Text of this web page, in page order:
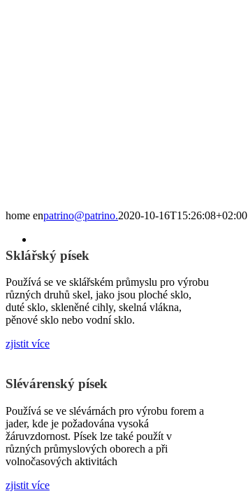
home enpatrino@patrino.2020-10-16T15:26:08+02:00
Sklářský písek
Používá se ve sklářském průmyslu pro výrobu
různých druhů skel, jako jsou ploché sklo,
duté sklo, skleněné cihly, skelná vlákna,
pěnové sklo nebo vodní sklo.
zjistit více
Slévárenský písek
Používá se ve slévárnách pro výrobu forem a
jader, kde je požadována vysoká
žáruvzdornost. Písek lze také použít v
různých průmyslových oborech a při
volnočasových aktivitách
zjistit více